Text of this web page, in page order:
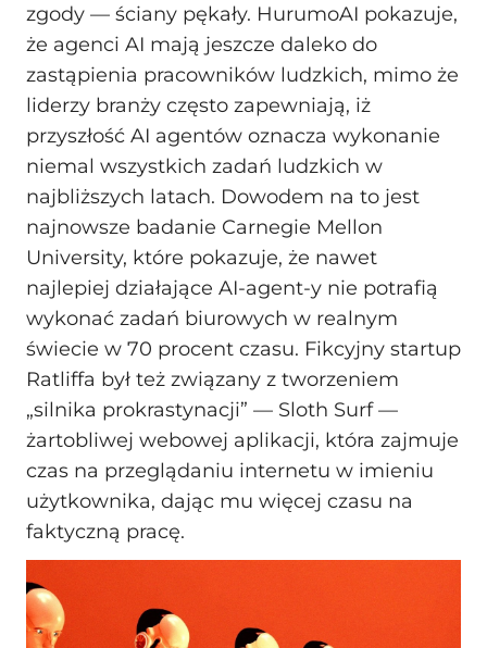
zgody — ściany pękały. HurumoAI pokazuje,
że agenci AI mają jeszcze daleko do
zastąpienia pracowników ludzkich, mimo że
liderzy branży często zapewniają, iż
przyszłość AI agentów oznacza wykonanie
niemal wszystkich zadań ludzkich w
najbliższych latach. Dowodem na to jest
najnowsze badanie Carnegie Mellon
University, które pokazuje, że nawet
najlepiej działające AI-agent-y nie potrafią
wykonać zadań biurowych w realnym
świecie w 70 procent czasu. Fikcyjny startup
Ratliffa był też związany z tworzeniem
„silnika prokrastynacji” — Sloth Surf —
żartobliwej webowej aplikacji, która zajmuje
czas na przeglądaniu internetu w imieniu
użytkownika, dając mu więcej czasu na
faktyczną pracę.